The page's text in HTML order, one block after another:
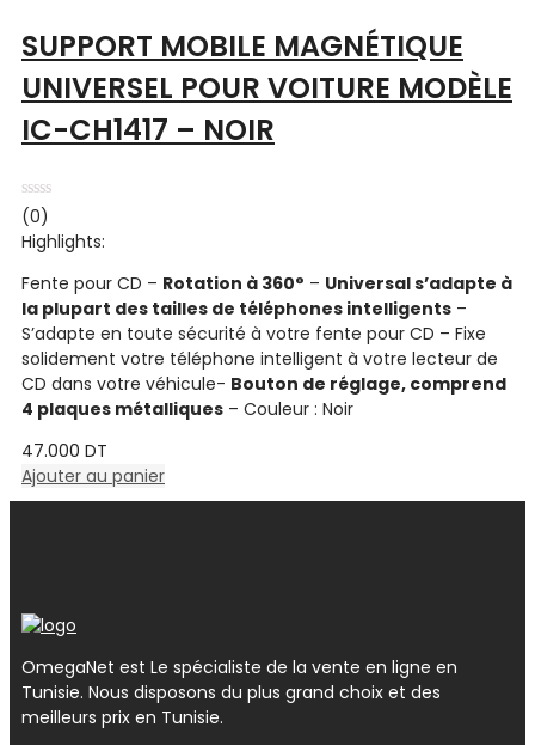
SUPPORT MOBILE MAGNÉTIQUE
UNIVERSEL POUR VOITURE MODÈLE
IC-CH1417 – NOIR
Note
0
sur
(0)
Highlights:
Fente pour CD – Rotation à 360° – Universal s’adapte à
la plupart des tailles de téléphones intelligents –
S’adapte en toute sécurité à votre fente pour CD – Fixe
solidement votre téléphone intelligent à votre lecteur de
CD dans votre véhicule- Bouton de réglage, comprend
4 plaques métalliques – Couleur : Noir
47.000 DT
Ajouter au panier
OmegaNet est Le spécialiste de la vente en ligne en
Tunisie. Nous disposons du plus grand choix et des
meilleurs prix en Tunisie.